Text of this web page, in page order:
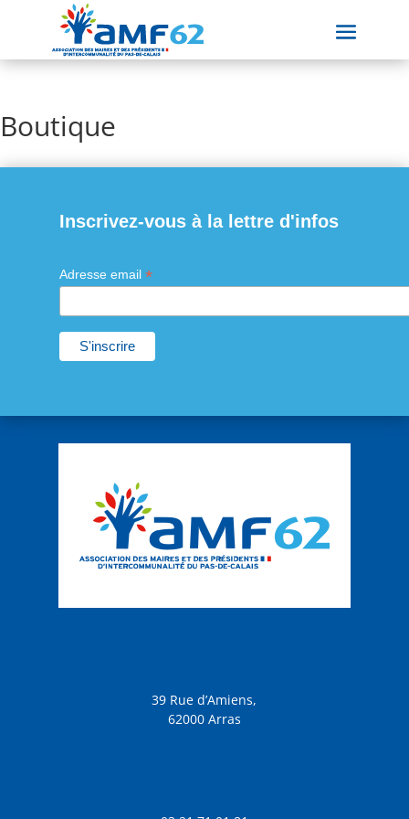
Boutique
Inscrivez-vous à la lettre d'infos
Adresse email *
39 Rue d’Amiens,
62000 Arras